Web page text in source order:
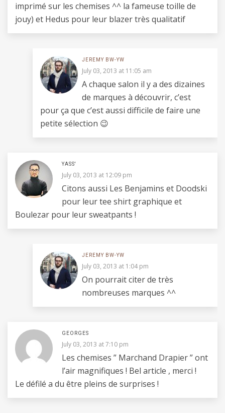
imprimé sur les chemises ^^ la fameuse toille de
jouy) et Hedus pour leur blazer très qualitatif
JEREMY BW-YW
July 03, 2013 at 11:05 am
A chaque salon il y a des dizaines
de marques à découvrir, c’est
pour ça que c’est aussi difficile de faire une
petite sélection 😉
YASS'
July 03, 2013 at 12:09 pm
Citons aussi Les Benjamins et Doodski
pour leur tee shirt graphique et
Boulezar pour leur sweatpants !
JEREMY BW-YW
July 03, 2013 at 1:04 pm
On pourrait citer de très
nombreuses marques ^^
GEORGES
July 03, 2013 at 7:10 pm
Les chemises ” Marchand Drapier ” ont
l’air magnifiques ! Bel article , merci !
Le défilé a du être pleins de surprises !